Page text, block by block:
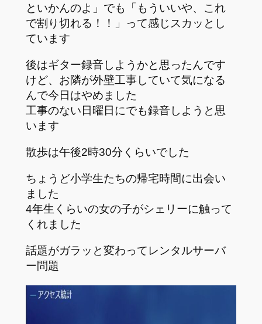
といかんのよ」でも「もういいや、これ
で割り切れる！！」って感じスカッとし
ています
後はギター録音しようかと思ったんです
けど、お隣が外壁工事していて気になる
んで今日はやめました
工事のない日曜日にでも録音しようと思
います
散歩は午後2時30分くらいでした
ちょうど小学生たちの帰宅時間に出会い
ました
4年生くらいの女の子がシェリーに触って
くれました
話題がガラッと変わってレンタルサーバ
ー問題